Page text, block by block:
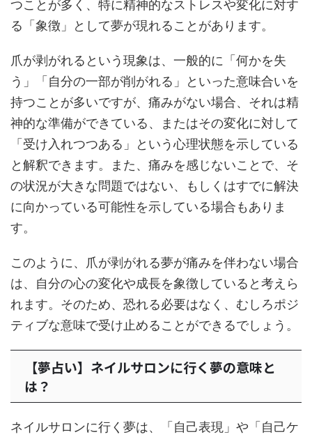
つことが多く、特に精神的なストレスや変化に対す
る「象徴」として夢が現れることがあります。
爪が剥がれるという現象は、一般的に「何かを失
う」「自分の一部が削がれる」といった意味合いを
持つことが多いですが、痛みがない場合、それは精
神的な準備ができている、またはその変化に対して
「受け入れつつある」という心理状態を示している
と解釈できます。また、痛みを感じないことで、そ
の状況が大きな問題ではない、もしくはすでに解決
に向かっている可能性を示している場合もありま
す。
このように、爪が剥がれる夢が痛みを伴わない場合
は、自分の心の変化や成長を象徴していると考えら
れます。そのため、恐れる必要はなく、むしろポジ
ティブな意味で受け止めることができるでしょう。
【夢占い】ネイルサロンに行く夢の意味と
は？
ネイルサロンに行く夢は、「自己表現」や「自己ケ